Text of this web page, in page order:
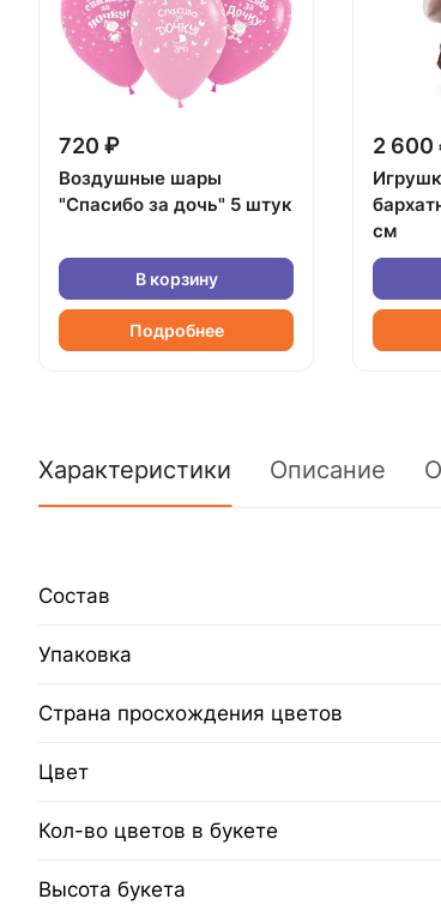
720 ₽
Воздушные шары
"Спасибо за дочь" 5 штук
В корзину
Подробнее
2 600
см
Характеристики Описание
Состав
Упаковка
Страна просхождения цветов
Цвет
Кол-во цветов в букете
Высота букета